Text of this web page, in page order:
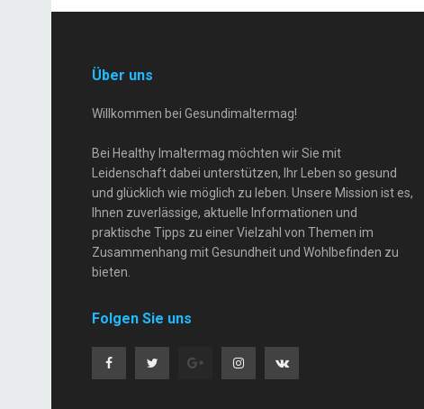
Über uns
Willkommen bei Gesundimaltermag!
Bei Healthy Imaltermag möchten wir Sie mit
Leidenschaft dabei unterstützen, Ihr Leben so gesund
und glücklich wie möglich zu leben. Unsere Mission ist es,
Ihnen zuverlässige, aktuelle Informationen und
praktische Tipps zu einer Vielzahl von Themen im
Zusammenhang mit Gesundheit und Wohlbefinden zu
bieten.
Folgen Sie uns